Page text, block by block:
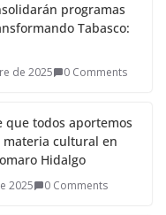
programas
Tabasco:
de 2025 0 Comments
que todos aportemos
materia cultural en
Hidalgo
2025 0 Comments